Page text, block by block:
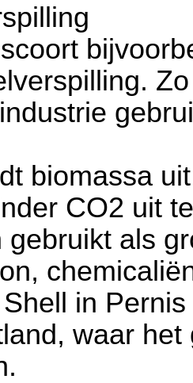
biomassa
CO2 uit
gebruikt als
in
waar